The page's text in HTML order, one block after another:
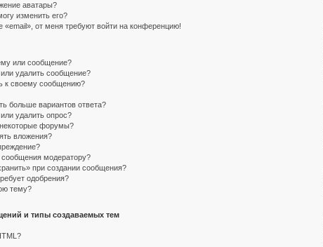
аватары?
изменить его?
«email», от меня требуют войти на конференцию!
или сообщение?
удалить сообщение?
к своему сообщению?
больше вариантов ответа?
удалить опрос?
форумы?
вложения?
модератору?
при создании сообщения?
одобрения?
тему?
и типы создаваемых тем